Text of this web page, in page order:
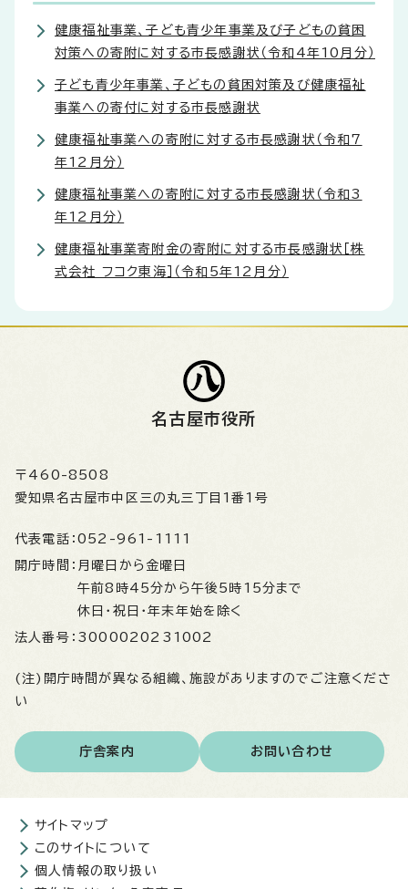
健康福祉事業、子ども青少年事業及び子どもの貧困
対策への寄附に対する市長感謝状（令和4年10月分）
子ども青少年事業、子どもの貧困対策及び健康福祉
事業への寄付に対する市長感謝状
健康福祉事業への寄附に対する市長感謝状（令和7
年12月分）
健康福祉事業への寄附に対する市長感謝状（令和3
年12月分）
健康福祉事業寄附金の寄附に対する市長感謝状［株
式会社 フコク東海］（令和5年12月分）
名古屋市役所
〒460-8508
愛知県名古屋市中区三の丸三丁目1番1号
代表電話： 052-961-1111
開庁時間： 月曜日から金曜日
午前8時45分から午後5時15分まで
休日・祝日・年末年始を除く
法人番号： 3000020231002
(注)開庁時間が異なる組織、施設がありますのでご注意くださ
い
庁舎案内 お問い合わせ
サイトマップ
このサイトについて
個人情報の取り扱い